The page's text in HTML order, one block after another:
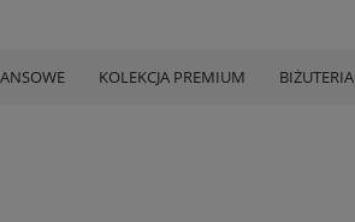
KOLEKCJA PREMIUM BIŻUTERIA